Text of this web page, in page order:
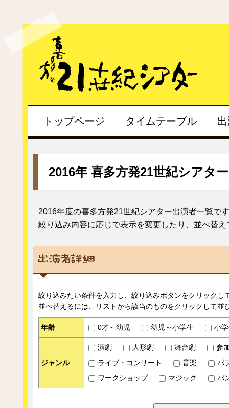
トップページ タイムテーブル
2016年 喜多方発21世紀シアタ
2016年度の喜多方発21世紀シアター出演者一覧で
絞り込み内容に応じで表示を変更したり、並べ替
絞り込みたい条件を入力し、絞り込みボタンをクリック
並べ替えるには、リストから該当のものをクリックして並
年齢 0才～幼児 幼児～小学生 小
ジャンル
演劇 人形劇 舞台劇
参
ライブ・コンサート
音楽
パ
ワークショップ
マジック パ